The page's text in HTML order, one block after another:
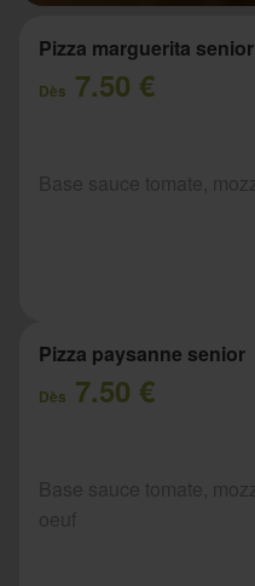
Pizza marguerita senior
Dès 7.50 €
Pizza paysanne senior
Dès 7.50 €